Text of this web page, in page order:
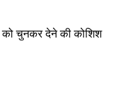
को चुनकर देने की कोशिश